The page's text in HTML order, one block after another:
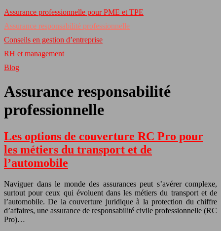
Assurance professionnelle pour PME et TPE
Assurance responsabilité professionnelle
Conseils en gestion d’entreprise
RH et management
Blog
Assurance responsabilité
professionnelle
Les options de couverture RC Pro pour
les métiers du transport et de
l’automobile
Naviguer dans le monde des assurances peut s’avérer complexe,
surtout pour ceux qui évoluent dans les métiers du transport et de
l’automobile. De la couverture juridique à la protection du chiffre
d’affaires, une assurance de responsabilité civile professionnelle (RC
Pro)…